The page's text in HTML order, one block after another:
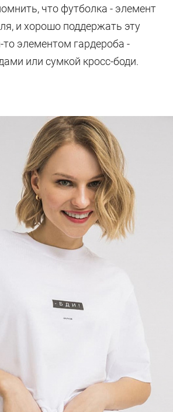
что футболка - элемент
и хорошо поддержать эту
элементом гардероба -
или сумкой кросс-боди.